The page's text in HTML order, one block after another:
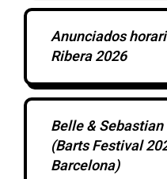
Anunciados
Ribera 2026
Belle &
(Barts Festival
Barcelona)